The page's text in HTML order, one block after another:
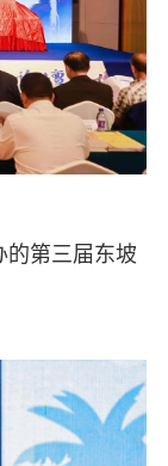
的第三届东坡